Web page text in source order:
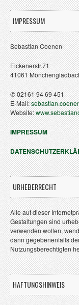
IMPRESSUM
Sebastian Coenen
Eickenerstr.71
41061
✆ 02161 94 69 451
E-Mail:
Website:
IMPRESSUM
URHEBERRECHT
Alle auf dieser
Gestaltungen sind
verwenden wollen,
dann gegebenenfalls
Nutzungsberechtigten
HAFTUNGSHINWEIS